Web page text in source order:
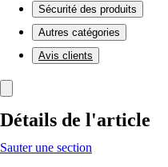
Sécurité des produits
Autres catégories
Avis clients
Détails de l'article
Sauter une section